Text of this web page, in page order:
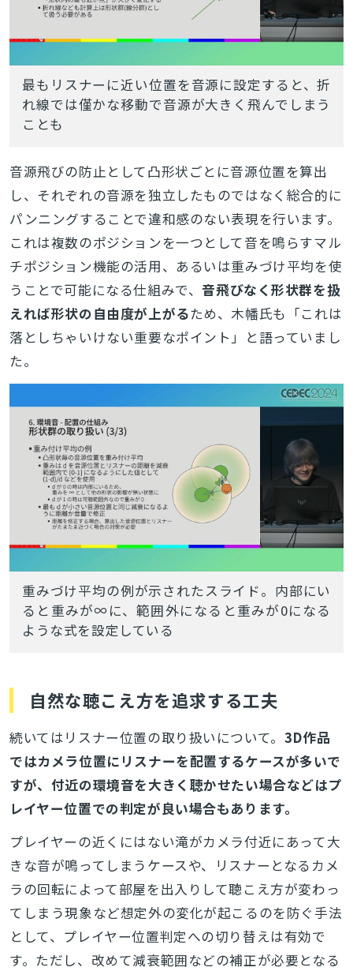
最もリスナーに近い位置を音源に設定すると、折
れ線では僅かな移動で音源が大きく飛んでしまう
ことも
音源飛びの防止として凸形状ごとに音源位置を算出
し、それぞれの音源を独立したものではなく総合的に
パンニングすることで違和感のない表現を行います。
これは複数のポジションを一つとして音を鳴らすマル
チポジション機能の活用、あるいは重みづけ平均を使
うことで可能になる仕組みで、 音飛びなく形状群を扱
えれば形状の自由度が上がるため、木幡氏も「これは
落としちゃいけない重要なポイント」と語っていまし
た。
重みづけ平均の例が示されたスライド。内部にい
ると重みが∞に、範囲外になると重みが0になる
ような式を設定している
自然な聴こえ方を追求する工夫
続いてはリスナー位置の取り扱いについて。 3D作品
ではカメラ位置にリスナーを配置するケースが多いで
すが、付近の環境音を大きく聴かせたい場合などはプ
レイヤー位置での判定が良い場合もあります。
プレイヤーの近くにはない滝がカメラ付近にあって大
きな音が鳴ってしまうケースや、リスナーとなるカメ
ラの回転によって部屋を出入りして聴こえ方が変わっ
てしまう現象など想定外の変化が起こるのを防ぐ手法
として、プレイヤー位置判定への切り替えは有効で
す。ただし、改めて減衰範囲などの補正が必要となる